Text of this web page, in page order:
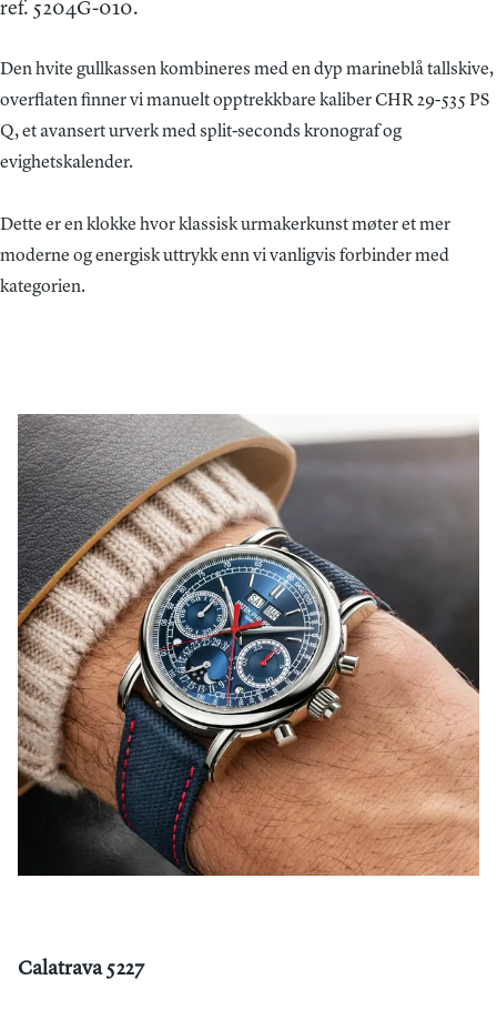
ref. 5204G-010.
Den hvite gullkassen kombineres med en dyp marineblå
overflaten finner vi manuelt opptrekkbare kaliber CHR 29-535 PS
Q, et avansert urverk med split-seconds kronograf og
evighetskalender.
Dette er en klokke hvor klassisk urmakerkunst møter et mer
moderne og energisk uttrykk enn vi vanligvis forbinder med
kategorien.
Calatrava 5227